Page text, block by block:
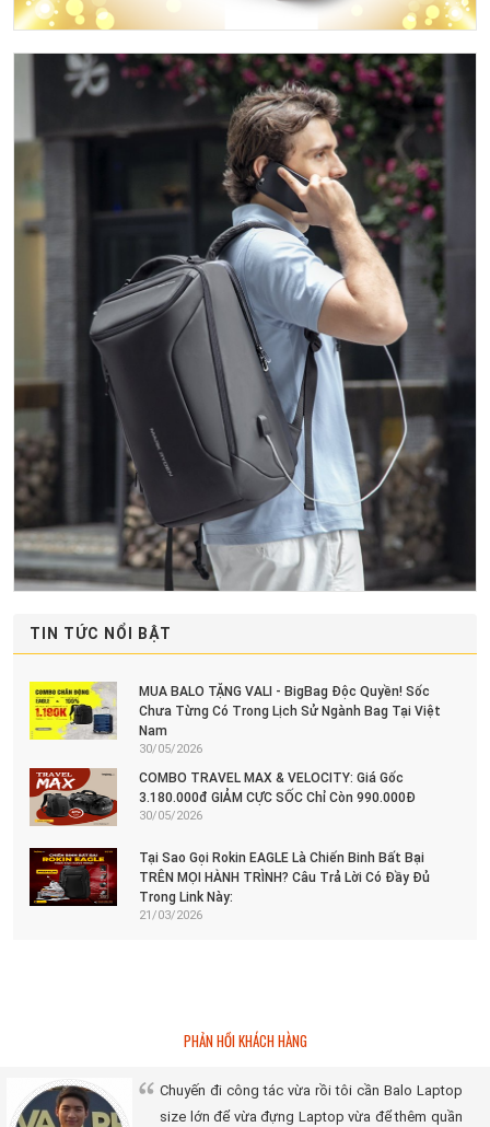
TIN TỨC NỔI BẬT
MUA BALO TẶNG VALI - BigBag Độc Quyền! Sốc
Chưa Từng Có Trong Lịch Sử Ngành Bag Tại Việt
Nam
30/05/2026
COMBO TRAVEL MAX & VELOCITY: Giá Gốc
3.180.000đ GIẢM CỰC SỐC Chỉ Còn 990.000Đ
30/05/2026
Tại Sao Gọi Rokin EAGLE Là Chiến Binh Bất Bại
TRÊN MỌI HÀNH TRÌNH? Câu Trả Lời Có Đầy Đủ
Trong Link Này:
21/03/2026
PHẢN HỒI KHÁCH HÀNG
Chuyến đi công tác vừa rồi tôi cần Balo Laptop
size lớn để vừa đựng Laptop vừa để thêm quần